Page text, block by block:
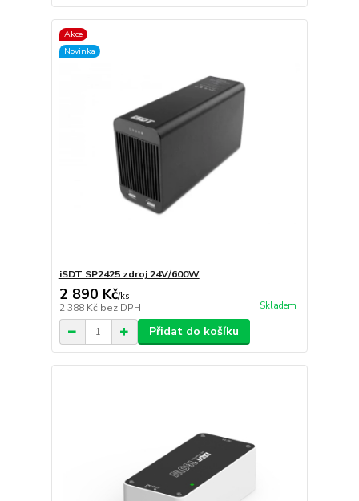
Akce
Novinka
iSDT SP2425 zdroj 24V/600W
2 890 Kč/ks
2 388 Kč bez DPH Skladem
Přidat do košíku